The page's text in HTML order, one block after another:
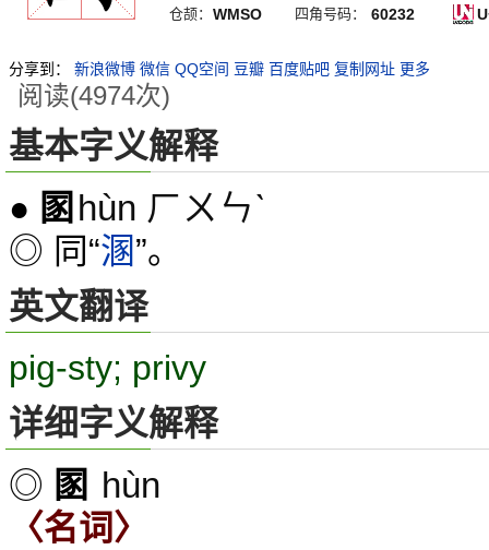
仓颉： WMSO 四角号码： 60232
分享到： 新浪微博 微信 QQ空间 豆瓣 百度贴吧 复制网址 更多
阅读(4974次)
基本字义解释
● 圂 hùn ㄏㄨㄣˋ
◎ 同“溷”。
英文翻译
pig-sty; privy
详细字义解释
◎ 圂 hùn
〈名词〉